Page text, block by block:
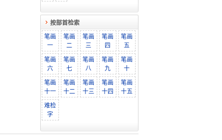
按部首检索
笔画
一
笔画
二
笔画
三
笔画
四
笔画
五
笔画
六
笔画
七
笔画
八
笔画
九
笔画
十
笔画
十一
笔画
十二
笔画
十三
笔画
十四
笔画
十五
难检
字